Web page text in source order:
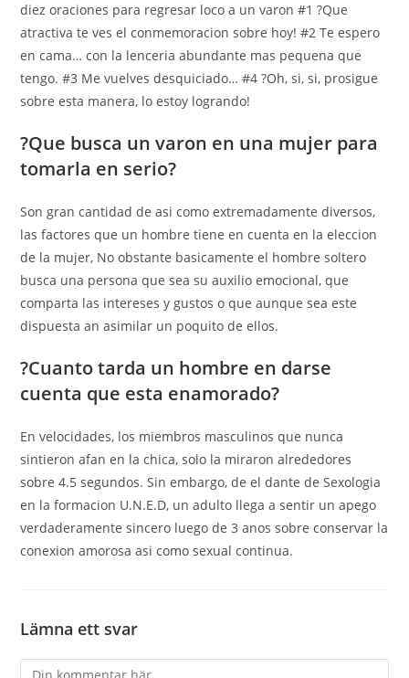
diez oraciones para regresar loco a un varon #1 ?Que
atractiva te ves el conmemoracion sobre hoy! #2 Te espero
en cama… con la lenceria abundante mas pequena que
tengo. #3 Me vuelves desquiciado… #4 ?Oh, si, si, prosigue
sobre esta manera, lo estoy logrando!
?Que busca un varon en una mujer para
tomarla en serio?
Son gran cantidad de asi­ como extremadamente diversos,
las factores que un hombre tiene en cuenta en la eleccion
de la mujer, No obstante basicamente el hombre soltero
busca una persona que sea su auxilio emocional, que
comparta las intereses y gustos o que aunque sea este
dispuesta an asimilar un poquito de ellos.
?Cuanto tarda un hombre en darse
cuenta que esta enamorado?
En velocidades, los miembros masculinos que nunca
sintieron afan en la chica, solo la miraron alrededores
sobre 4.5 segundos. Sin embargo, de el dante de Sexologia
en la formacion U.N.E.D, un adulto llega a sentir un apego
verdaderamente sincero luego de 3 anos sobre conservar la
conexion amorosa asi­ como sexual continua.
Lämna ett svar